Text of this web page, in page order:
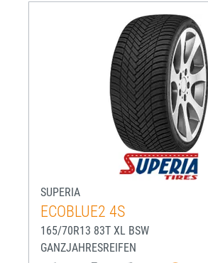
SUPERIA
ECOBLUE2 4S
165/70R13 83T XL BSW
GANZJAHRESREIFEN